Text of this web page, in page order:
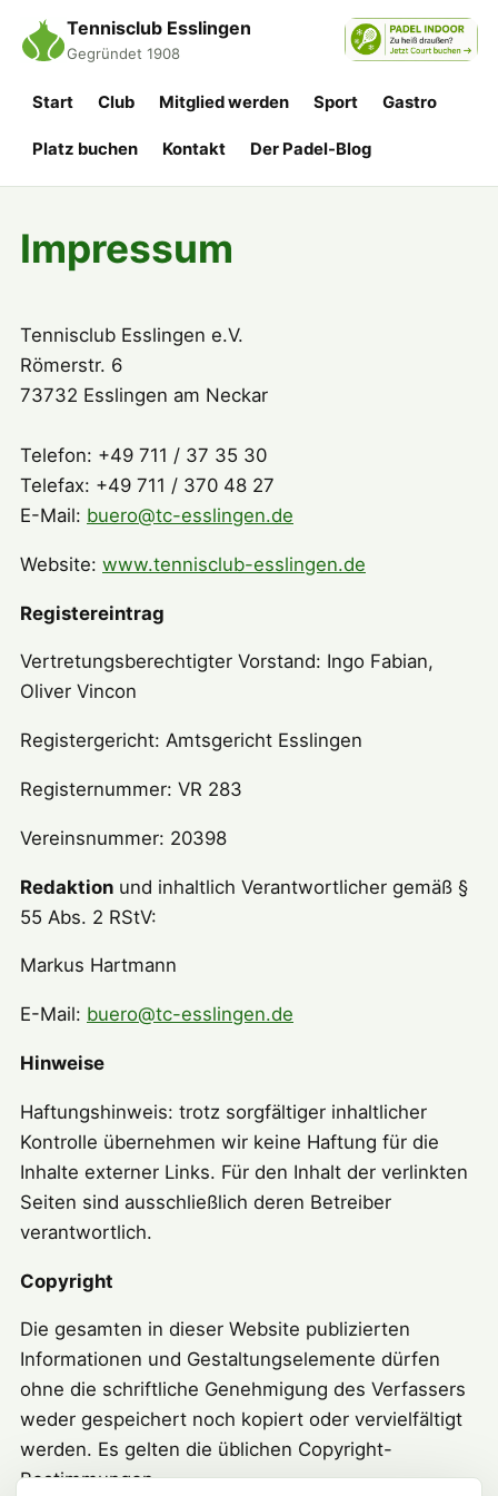
Tennisclub Esslingen
Gegründet 1908
Start Club Mitglied werden Sport Gastro
Platz buchen Kontakt Der Padel-Blog
Impressum
Tennisclub Esslingen e.V.
Römerstr. 6
73732 Esslingen am Neckar
Telefon: +49 711 / 37 35 30
Telefax: +49 711 / 370 48 27
E-Mail: buero@tc-esslingen.de
Website: www.tennisclub-esslingen.de
Registereintrag
Vertretungsberechtigter Vorstand: Ingo Fabian,
Oliver Vincon
Registergericht: Amtsgericht Esslingen
Registernummer: VR 283
Vereinsnummer: 20398
Redaktion und inhaltlich Verantwortlicher gemäß §
55 Abs. 2 RStV:
Markus Hartmann
E-Mail: buero@tc-esslingen.de
Hinweise
Haftungshinweis: trotz sorgfältiger inhaltlicher
Kontrolle übernehmen wir keine Haftung für die
Inhalte externer Links. Für den Inhalt der verlinkten
Seiten sind ausschließlich deren Betreiber
verantwortlich.
Copyright
Die gesamten in dieser Website publizierten
Informationen und Gestaltungselemente dürfen
ohne die schriftliche Genehmigung des Verfassers
weder gespeichert noch kopiert oder vervielfältigt
werden. Es gelten die üblichen Copyright-
Bestimmungen.